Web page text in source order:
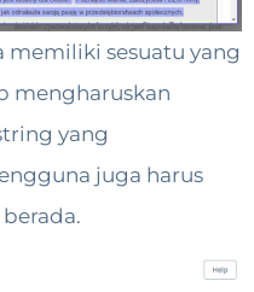
memiliki sesuatu yang
mengharuskan
yang
juga harus